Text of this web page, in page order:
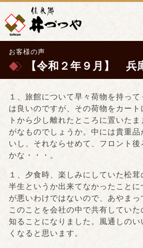
お客様の声
【令和２年９月】
１、旅館について早々荷物を持っ
は良いのですが、その荷物をカート
トから少し離れたところに置いた
がなものでしょうか。中には貴重品
いし、それならせめて、フロント
かな・・・。
１、夕食時、楽しみにしていた松
半生というか出来てなかったことに
が悪いわけではないので、あやまっ
このことを会社の中で共有していた
知ることになりました。風通しのい
くなると思います。